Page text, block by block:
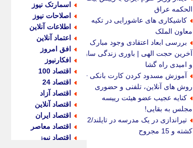
الحکمه عراق
کاشیکاری های عاشورایی در تکیه
معاون الملک
بررسی ابعاد اعتقادی وجود مبارک
آخرین حجت الهی | باوری زندگی ساز
و امیدی راه گشا
آموزش مسدود کردن کارت بانکی +
روش های آنلاین، تلفنی و حضوری
کنایه عجیب عضو هیئت رییسه
مجلس به بقایی!
تیراندازی در یک مدرسه در تایلند/2
کشته و 15 مجروح
اسمارتک نیوز
اصلاحات نیوز
اطلاعات آنلاین
اعتماد آنلاین
افق امروز
افکارنیوز
اقتصاد 100
اقتصاد 24
اقتصاد آزاد
اقتصاد آنلاین
اقتصاد ایران
اقتصاد معاصر
اقتصاد نیوز